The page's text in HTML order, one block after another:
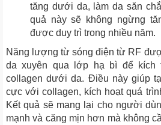
tăng dưới da, làm da săn
quả này sẽ không ngừng
được duy trì trong nhiều năm.
Năng lượng từ sóng điện từ RF
da xuyên qua lớp hạ bì để kích
collagen dưới da. Điều này giúp
cực với collagen, kích hoạt quá
Kết quả sẽ mang lại cho người
mạnh và căng mịn hơn mà không